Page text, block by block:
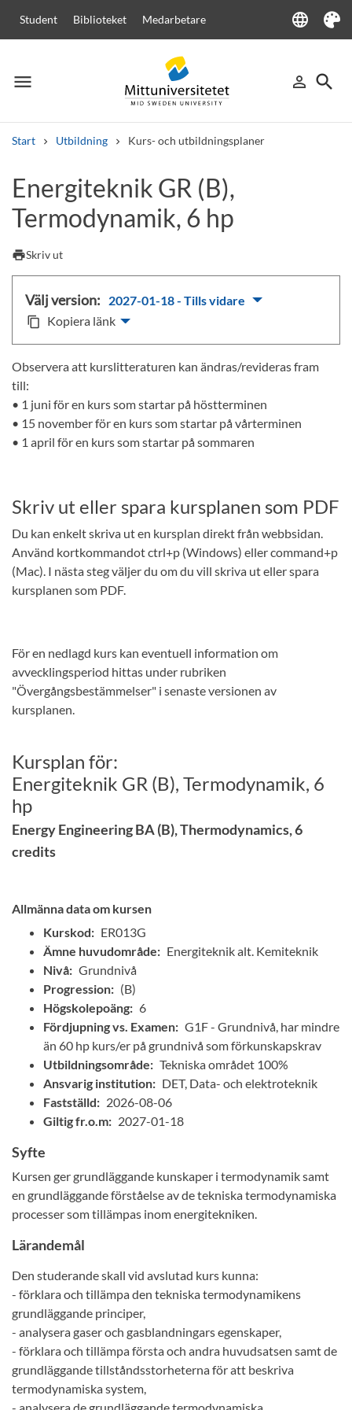
Student Biblioteket Medarbetare language
Language
Tema
menu
Meny person_outline
Logga in
search
Sök
Start Utbildning Kurs- och utbildningsplaner
Andra söktjänster
Kurser och programKursplanerVälkomstbrev
Energiteknik GR (B),
Termodynamik, 6 hp
printSkriv ut
Välj version: 2027-01-18 - Tills vidare
content_copy Kopiera länk
Observera att kurslitteraturen kan ändras/revideras fram
till:
• 1 juni för en kurs som startar på höstterminen
• 15 november för en kurs som startar på vårterminen
• 1 april för en kurs som startar på sommaren
Skriv ut eller spara kursplanen som PDF
Du kan enkelt skriva ut en kursplan direkt från webbsidan.
Använd kortkommandot ctrl+p (Windows) eller command+p
(Mac). I nästa steg väljer du om du vill skriva ut eller spara
kursplanen som PDF.
För en nedlagd kurs kan eventuell information om
avvecklingsperiod hittas under rubriken
"Övergångsbestämmelser" i senaste versionen av
kursplanen.
Kursplan för:
Energiteknik GR (B), Termodynamik, 6
hp
Energy Engineering BA (B), Thermodynamics, 6
credits
Allmänna data om kursen
Kurskod: ER013G
Ämne huvudområde: Energiteknik alt. Kemiteknik
Nivå: Grundnivå
Progression: (B)
Högskolepoäng: 6
Fördjupning vs. Examen: G1F - Grundnivå, har mindre
än 60 hp kurs/er på grundnivå som förkunskapskrav
Utbildningsområde: Tekniska området 100%
Ansvarig institution: DET, Data- och elektroteknik
Fastställd: 2026-08-06
Giltig fr.o.m: 2027-01-18
Syfte
Kursen ger grundläggande kunskaper i termodynamik samt
en grundläggande förståelse av de tekniska termodynamiska
processer som tillämpas inom energitekniken.
Lärandemål
Den studerande skall vid avslutad kurs kunna:
- förklara och tillämpa den tekniska termodynamikens
grundläggande principer,
- analysera gaser och gasblandningars egenskaper,
- förklara och tillämpa första och andra huvudsatsen samt de
grundläggande tillståndsstorheterna för att beskriva
termodynamiska system,